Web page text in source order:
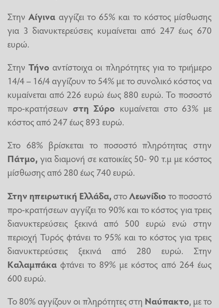
ΣτηνΑίγινα αγγίζει τo 65% και το κόστος μίσθωσης
για 3 διανυκτερεύσεις κυμαίνεται από 247 έως 670
ευρώ.
ΣτηνΤήνο αντίστοιχα οι πληρότητες για το τριήμερο
14/4 – 16/4 αγγίζουν το 54% με το συνολικό κόστος να
κυμαίνεται από 226 ευρώ έως 880 ευρώ. Το ποσοστό
προ-κρατήσεων στη Σύρο κυμαίνεται στο 63% με
κόστος από 247 έως 893 ευρώ.
Στο 68% βρίσκεται το ποσοστό πληρότητας στην
Πάτμο, για διαμονή σε κατοικίες 50- 90 τ.μ με κόστος
μίσθωσης από 280 έως 740 ευρώ.
Στην ηπειρωτική Ελλάδα,στοΛεωνίδιοτο ποσοστό
προ-κρατήσεων αγγίζει το 90% και το κόστος για τρεις
διανυκτερεύσεις ξεκινά από 500 ευρώ ενώ στην
περιοχή Τυρός φτάνει το 95% και το κόστος για τρεις
διανυκτερεύσεις ξεκινά από 280 ευρώ. Στην
Καλαμπάκα φτάνει το 89% με κόστος από 264 έως
600 ευρώ.
Το 80% αγγίζουν οι πληρότητες στη Ναύπακτο, με το